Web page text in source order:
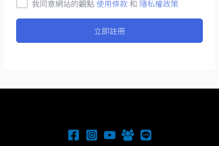
我同意網站的觀點使用條款 和 隱私權政策
立即註冊